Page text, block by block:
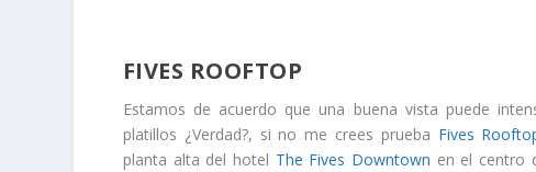
FIVES ROOFTOP
Estamos de acuerdo que una buena vista puede
platillos ¿Verdad?, si no me crees prueba Fives
planta alta del hotel The Fives Downtown en el centro